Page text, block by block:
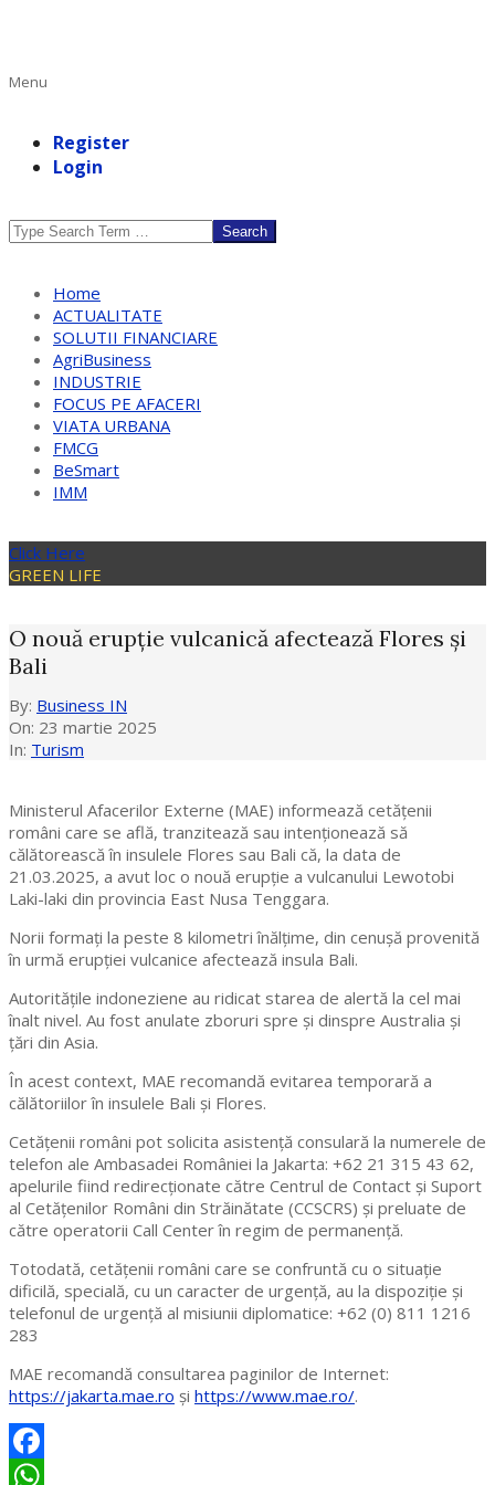
Primary
Menu
Register
Login
Search
Home
ACTUALITATE
SOLUTII FINANCIARE
AgriBusiness
INDUSTRIE
FOCUS PE AFACERI
VIATA URBANA
FMCG
BeSmart
IMM
Click Here
GREEN LIFE
O nouă erupție vulcanică afectează Flores și
Bali
By: Business IN
On: 23 martie 2025
In: Turism
Ministerul Afacerilor Externe (MAE) informează cetățenii
români care se află, tranzitează sau intenționează să
călătorească în insulele Flores sau Bali că, la data de
21.03.2025, a avut loc o nouă erupție a vulcanului Lewotobi
Laki-laki din provincia East Nusa Tenggara.
Norii formați la peste 8 kilometri înălțime, din cenușă provenită
în urmă erupției vulcanice afectează insula Bali.
Autoritățile indoneziene au ridicat starea de alertă la cel mai
înalt nivel. Au fost anulate zboruri spre și dinspre Australia și
țări din Asia.
În acest context, MAE recomandă evitarea temporară a
călătoriilor în insulele Bali și Flores.
Cetățenii români pot solicita asistență consulară la numerele de
telefon ale Ambasadei României la Jakarta: +62 21 315 43 62,
apelurile fiind redirecționate către Centrul de Contact și Suport
al Cetățenilor Români din Străinătate (CCSCRS) și preluate de
către operatorii Call Center în regim de permanență.
Totodată, cetățenii români care se confruntă cu o situație
dificilă, specială, cu un caracter de urgență, au la dispoziție și
telefonul de urgență al misiunii diplomatice: +62 (0) 811 1216
283
MAE recomandă consultarea paginilor de Internet:
https://jakarta.mae.ro și https://www.mae.ro/.
Facebook